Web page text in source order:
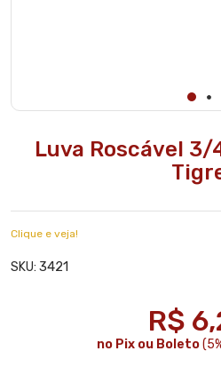
Luva Roscável 3/
Clique e veja!
SKU: 3421
R$
no Pix ou Boleto